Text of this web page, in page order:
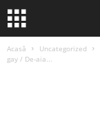
Acasă Uncategorized
gay / De-aia...